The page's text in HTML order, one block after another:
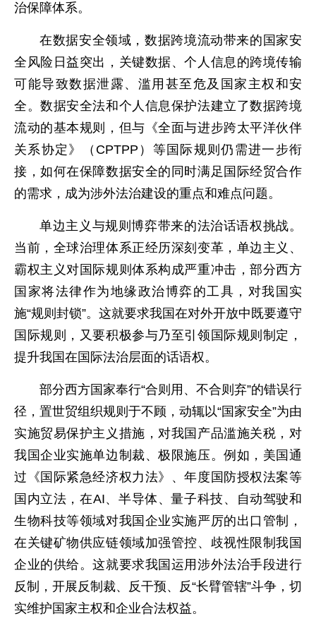
治保障体系。
在数据安全领域，数据跨境流动带来的国家安
全风险日益突出，关键数据、个人信息的跨境传输
可能导致数据泄露、滥用甚至危及国家主权和安
全。数据安全法和个人信息保护法建立了数据跨境
流动的基本规则，但与《全面与进步跨太平洋伙伴
关系协定》（CPTPP）等国际规则仍需进一步衔
接，如何在保障数据安全的同时满足国际经贸合作
的需求，成为涉外法治建设的重点和难点问题。
单边主义与规则博弈带来的法治话语权挑战。
当前，全球治理体系正经历深刻变革，单边主义、
霸权主义对国际规则体系构成严重冲击，部分西方
国家将法律作为地缘政治博弈的工具，对我国实
施“规则封锁”。这就要求我国在对外开放中既要遵守
国际规则，又要积极参与乃至引领国际规则制定，
提升我国在国际法治层面的话语权。
部分西方国家奉行“合则用、不合则弃”的错误行
径，置世贸组织规则于不顾，动辄以“国家安全”为由
实施贸易保护主义措施，对我国产品滥施关税，对
我国企业实施单边制裁、极限施压。例如，美国通
过《国际紧急经济权力法》、年度国防授权法案等
国内立法，在AI、半导体、量子科技、自动驾驶和
生物科技等领域对我国企业实施严厉的出口管制，
在关键矿物供应链领域加强管控、歧视性限制我国
企业的供给。这就要求我国运用涉外法治手段进行
反制，开展反制裁、反干预、反“长臂管辖”斗争，切
实维护国家主权和企业合法权益。